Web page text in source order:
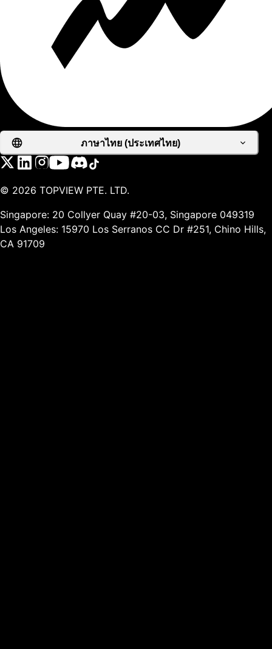
ภาษาไทย (ประเทศไทย)
© 2026 TOPVIEW PTE. LTD.
Singapore: 20 Collyer Quay #20-03, Singapore 049319
Los Angeles: 15970 Los Serranos CC Dr #251, Chino Hills,
CA 91709